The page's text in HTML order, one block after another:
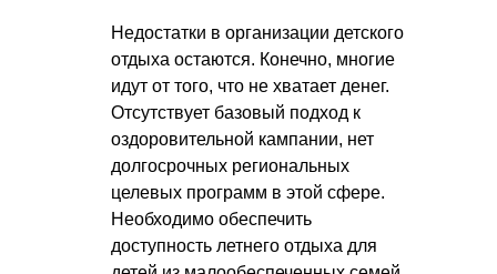
Недостатки в организации детского
отдыха остаются. Конечно, многие
идут от того, что не хватает денег.
Отсутствует базовый подход к
оздоровительной кампании, нет
долгосрочных региональных
целевых программ в этой сфере.
Необходимо обеспечить
доступность летнего отдыха для